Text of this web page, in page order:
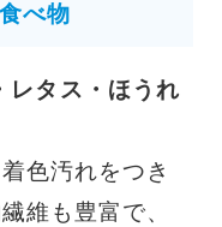
べ物
レタス・ほうれ
色汚れをつき
維も豊富で、